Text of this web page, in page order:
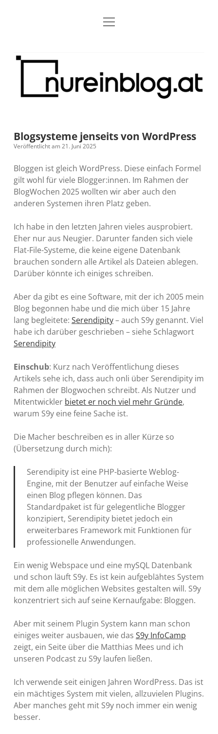
Blog
Archiv
Kontakt
Grundsätze Dropdown-
Kreativitätserklärung
Barrierefreiheit
Meine Fediverse Regeln
öffnen
barcamper.at – Die österreichische Barcamp Liste
Alleinr – Der Ruheraum im Web (externer Link)
S9y InfoCamp – Der Serendpity Podcast (externer
Link)
Impressum Dropdown-
Datenschutz
Microblog
rss email-
form
mastodon
Menü
Nur
Blog
Blogsysteme jenseits von WordPress
Veröffentlicht am 21. Juni 2025
Bloggen ist gleich WordPress. Diese einfach Formel
gilt wohl für viele Blogger:innen. Im Rahmen der
BlogWochen 2025 wollten wir aber auch den
anderen Systemen ihren Platz geben.
Ich habe in den letzten Jahren vieles ausprobiert.
Eher nur aus Neugier. Darunter fanden sich viele
Flat-File-Systeme, die keine eigene Datenbank
brauchen sondern alle Artikel als Dateien ablegen.
Darüber könnte ich einiges schreiben.
Aber da gibt es eine Software, mit der ich 2005 mein
Blog begonnen habe und die mich über 15 Jahre
lang begleitete: Serendipity– auch S9y genannt. Viel
habe ich darüber geschrieben – siehe Schlagwort
Serendipity
Einschub: Kurz nach Veröffentlichung dieses
Artikels sehe ich, dass auch onli über Serendipity im
Rahmen der Blogwochen schreibt. Als Nutzer und
Mitentwickler bietet er noch viel mehr Gründe,
warum S9y eine feine Sache ist.
Die Macher beschreiben es in aller Kürze so
(Übersetzung durch mich):
Serendipity ist eine PHP-basierte Weblog-
Engine, mit der Benutzer auf einfache Weise
einen Blog pflegen können. Das
Standardpaket ist für gelegentliche Blogger
konzipiert, Serendipity bietet jedoch ein
erweiterbares Framework mit Funktionen für
professionelle Anwendungen.
Ein wenig Webspace und eine mySQL Datenbank
und schon läuft S9y. Es ist kein aufgeblähtes System
mit dem alle möglichen Websites gestalten will. S9y
konzentriert sich auf seine Kernaufgabe: Bloggen.
Aber mit seinem Plugin System kann man schon
einiges weiter ausbauen, wie das S9y InfoCamp
zeigt, ein Seite über die Matthias Mees und ich
unseren Podcast zu S9y laufen ließen.
Ich verwende seit einigen Jahren WordPress. Das ist
ein mächtiges System mit vielen, allzuvielen Plugins.
Aber manches geht mit S9y noch immer ein wenig
besser.